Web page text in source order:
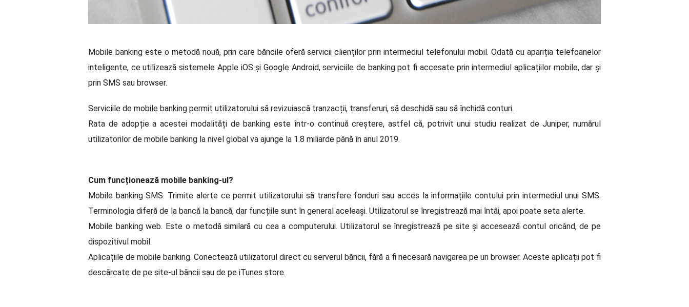
Mobile banking este o metodă nouă, prin care băncile oferă servicii clienților prin intermediul telefonului mobil. Odată cu apariția telefoanelor
inteligente, ce utilizează sistemele Apple iOS și Google Android, serviciile de banking pot fi accesate prin intermediul aplicațiilor mobile, dar și
prin SMS sau browser.
Serviciile de mobile banking permit utilizatorului să revizuiască tranzacții, transferuri, să deschidă sau să închidă conturi.
Rata de adopție a acestei modalități de banking este într-o continuă creștere, astfel că, potrivit unui studiu realizat de Juniper, numărul
utilizatorilor de mobile banking la nivel global va ajunge la 1.8 miliarde până în anul 2019.
Cum funcționează mobile banking-ul?
Mobile banking SMS. Trimite alerte ce permit utilizatorului să transfere fonduri sau acces la informațiile contului prin intermediul unui SMS.
Terminologia diferă de la bancă la bancă, dar funcțiile sunt în general aceleași. Utilizatorul se înregistrează mai întâi, apoi poate seta alerte.
Mobile banking web. Este o metodă similară cu cea a computerului. Utilizatorul se înregistrează pe site și accesează contul oricând, de pe
dispozitivul mobil.
Aplicațiile de mobile banking. Conectează utilizatorul direct cu serverul băncii, fără a fi necesară navigarea pe un browser. Aceste aplicații pot fi
descărcate de pe site-ul băncii sau de pe iTunes store.